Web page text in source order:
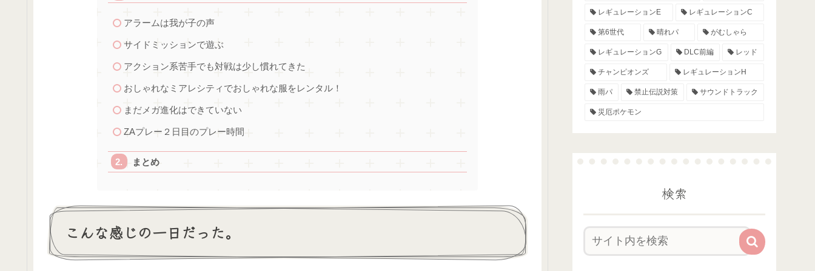
アラームは我が子の声
サイドミッションで遊ぶ
アクション系苦手でも対戦は少し慣れてきた
おしゃれなミアレシティでおしゃれな服をレンタル！
まだメガ進化はできていない
ZAプレー２日目のプレー時間
まとめ
こんな感じの一日だった。
レギュレーションE レギュレーションC
第6世代 晴れパ がむしゃら
レギュレーションG DLC前編 レッド
チャンピオンズ レギュレーションH
雨パ 禁止伝説対策 サウンドトラック
災厄ポケモン
検索